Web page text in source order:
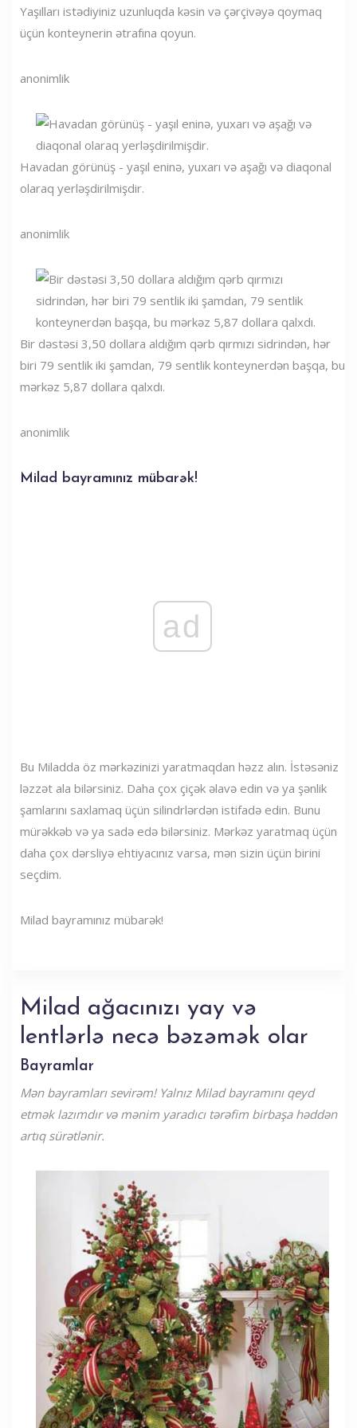
Yaşılları istədiyiniz uzunluqda kəsin və çərçivəyə qoymaq
üçün konteynerin ətrafına qoyun.
anonimlik
Havadan görünüş - yaşıl eninə, yuxarı və aşağı və diaqonal
olaraq yerləşdirilmişdir.
anonimlik
Bir dəstəsi 3,50 dollara aldığım qərb qırmızı sidrindən, hər
biri 79 sentlik iki şamdan, 79 sentlik konteynerdən başqa, bu
mərkəz 5,87 dollara qalxdı.
anonimlik
Milad bayramınız mübarək!
ad
Bu Miladda öz mərkəzinizi yaratmaqdan həzz alın. İstəsəniz
ləzzət ala bilərsiniz. Daha çox çiçək əlavə edin və ya şənlik
şamlarını saxlamaq üçün silindrlərdən istifadə edin. Bunu
mürəkkəb və ya sadə edə bilərsiniz. Mərkəz yaratmaq üçün
daha çox dərsliyə ehtiyacınız varsa, mən sizin üçün birini
seçdim.
Milad bayramınız mübarək!
Milad ağacınızı yay və
lentlərlə necə bəzəmək olar
Bayramlar
Mən bayramları sevirəm! Yalnız Milad bayramını qeyd
etmək lazımdır və mənim yaradıcı tərəfim birbaşa həddən
artıq sürətlənir.